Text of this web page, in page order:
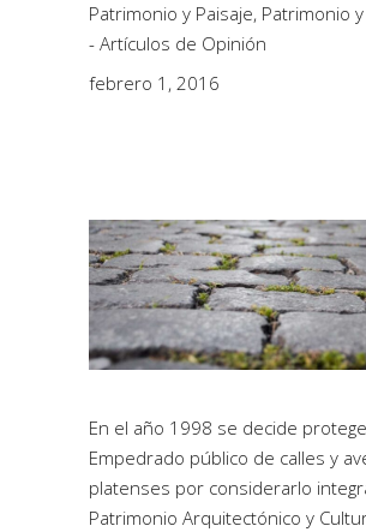
Patrimonio y Paisaje, Patrimonio
- Artículos de Opinión
febrero 1, 2016
En el año 1998 se decide
Empedrado público de calles y
platenses por considerarlo
Patrimonio Arquitectónico y